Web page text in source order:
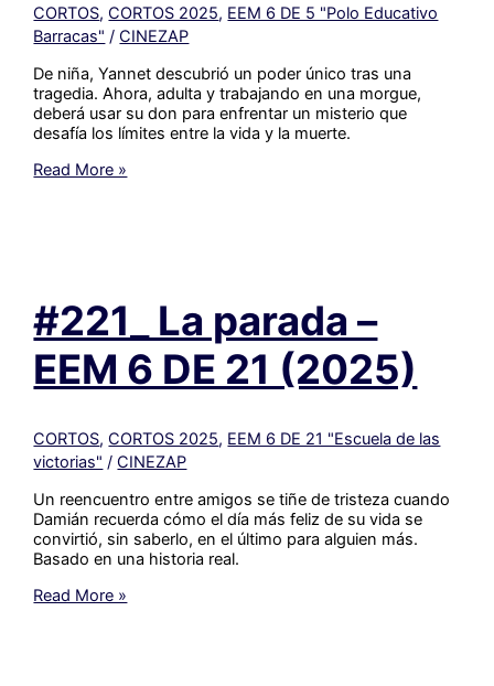
CORTOS,CORTOS 2025, EEM 6 DE 5 "Polo Educativo
Barracas" /CINEZAP
De niña, Yannet descubrió un poder único tras una
tragedia. Ahora, adulta y trabajando en una morgue,
deberá usar su don para enfrentar un misterio que
desafía los límites entre la vida y la muerte.
#218_
EEM
6
DE
5
(2025)
Read More »
#221_ La parada –
EEM 6 DE 21 (2025)
CORTOS,CORTOS 2025, EEM 6 DE 21 "Escuela de las
victorias" /CINEZAP
Un reencuentro entre amigos se tiñe de tristeza cuando
Damián recuerda cómo el día más feliz de su vida se
convirtió, sin saberlo, en el último para alguien más.
Basado en una historia real.
#221_
Read More »